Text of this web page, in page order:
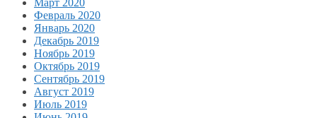
Март 2020
Февраль 2020
Январь 2020
Декабрь 2019
Ноябрь 2019
Октябрь 2019
Сентябрь 2019
Август 2019
Июль 2019